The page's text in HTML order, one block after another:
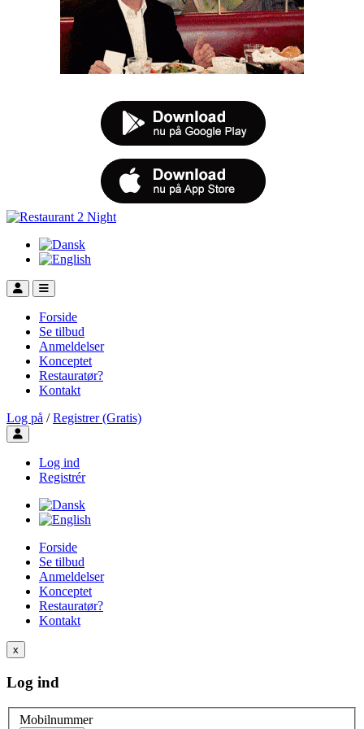
Forside
Se tilbud
Anmeldelser
Konceptet
Restauratør?
Kontakt
Log på / Registrer (Gratis)
Toggle user menu
Log ind
Registrér
Forside
Se tilbud
Anmeldelser
Konceptet
Restauratør?
Kontakt
x
Log ind
Mobilnummer